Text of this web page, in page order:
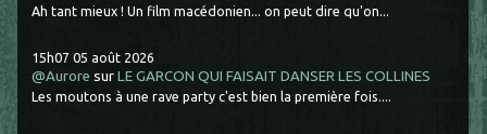
Ah tant mieux ! Un film macédonien... on peut dire qu'on...
15h07 05 août 2026
@Aurore surLE GARCON QUI FAISAIT DANSER LES COLLINES
Les moutons à une rave party c'est bien la première fois....